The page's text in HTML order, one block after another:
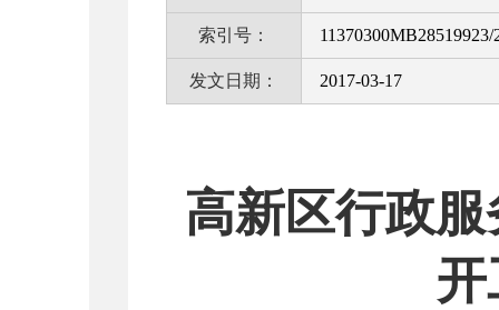
索引号： 11370300MB28519923/
发文日期： 2017-03-17
高新区行政
开